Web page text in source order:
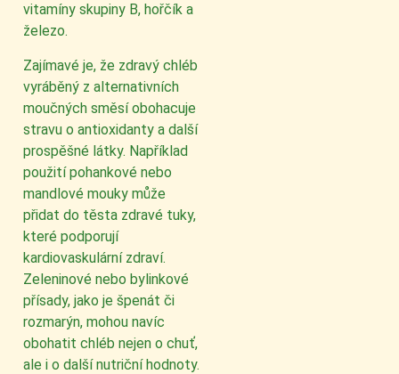
vitamíny skupiny B, hořčík a
železo.
Zajímavé je, že zdravý chléb
vyráběný z alternativních
moučných směsí obohacuje
stravu o antioxidanty a další
prospěšné látky. Například
použití pohankové nebo
mandlové mouky může
přidat do těsta zdravé tuky,
které podporují
kardiovaskulární zdraví.
Zeleninové nebo bylinkové
přísady, jako je špenát či
rozmarýn, mohou navíc
obohatit chléb nejen o chuť,
ale i o další nutriční hodnoty.